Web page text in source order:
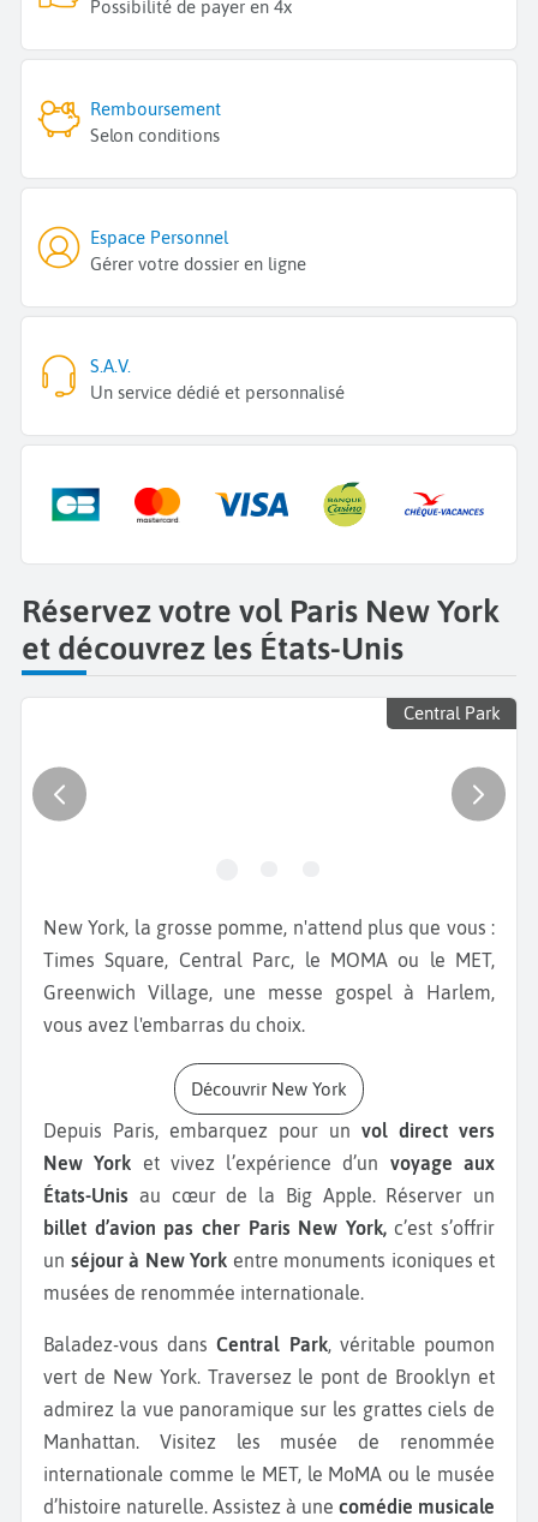
Possibilité de payer en 4x
Remboursement
Selon conditions
Espace Personnel
Gérer votre dossier en ligne
S.A.V.
Un service dédié et personnalisé
Réservez votre vol Paris New York
et découvrez les États-Unis
Central Park
New York, la grosse pomme, n'attend plus que vous :
Times Square, Central Parc, le MOMA ou le MET,
Greenwich Village, une messe gospel à Harlem,
vous avez l'embarras du choix.
Découvrir New York
Depuis Paris, embarquez pour un vol direct vers
New York et vivez l’expérience d’un voyage aux
États-Unis au cœur de la Big Apple. Réserver un
billet d’avion pas cher Paris New York,c’est s’offrir
un séjour à New York entre monuments iconiques et
musées de renommée internationale.
Baladez-vous dans Central Park, véritable poumon
vert de New York. Traversez le pont de Brooklyn et
admirez la vue panoramique sur les grattes ciels de
Manhattan. Visitez les musée de renommée
internationale comme le MET, le MoMA ou le musée
d’histoire naturelle. Assistez à une comédie musicale